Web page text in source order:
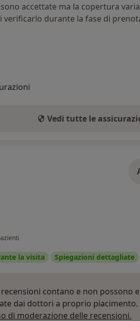
accettate ma la copertura
verificarlo durante la fase di
Vedi tutte le
la visita Spiegazioni dettagliate
contano e non possono
dai dottori a proprio piacimento.
di moderazione delle recensioni.